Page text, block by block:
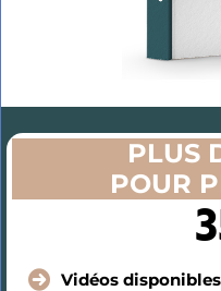
PLUS
POUR
Vidéos